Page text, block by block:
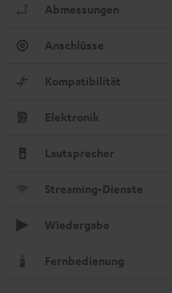
Abmessungen
Anschlüsse
Kompatibilität
Elektronik
Lautsprecher
Streaming-Dienste
Wiedergabe
Fernbedienung